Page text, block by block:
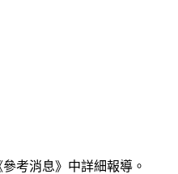
考消息》中詳細報導。